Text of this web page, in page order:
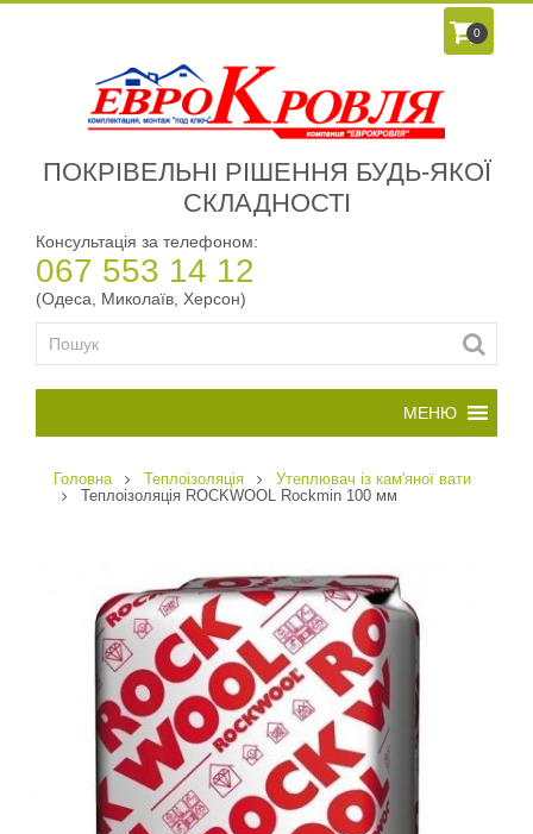
0
ПОКРІВЕЛЬНІ РІШЕННЯ БУДЬ-ЯКОЇ
СКЛАДНОСТІ
Консультація за телефоном:
067 553 14 12
(Одеса, Миколаїв, Херсон)
Головна Теплоізоляція
Утеплювач із кам'яної вати
Теплоізоляція ROCKWOOL Rockmin 100 мм